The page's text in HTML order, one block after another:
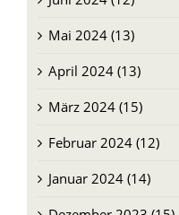
Juni 2024 (12)
Mai 2024 (13)
April 2024 (13)
März 2024 (15)
Februar 2024 (12)
Januar 2024 (14)